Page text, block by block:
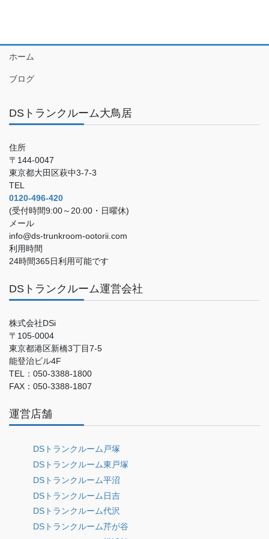
ホーム
ブログ
DSトランクルーム大鳥居
住所
〒144-0047
東京都大田区萩中3-7-3
TEL
0120-496-420
(受付時間9:00～20:00・日曜休)
メール
info@ds-trunkroom-ootorii.com
利用時間
24時間365日利用可能です
DSトランクルーム運営会社
株式会社DSi
〒105-0004
東京都港区新橋3丁目7-5
能登治ビル4F
TEL：050-3388-1800
FAX：050-3388-1807
運営店舗
DSトランクルーム戸塚
DSトランクルーム東戸塚
DSトランクルーム平沼
DSトランクルーム日吉
DSトランクルーム代沢
DSトランクルーム芹が谷